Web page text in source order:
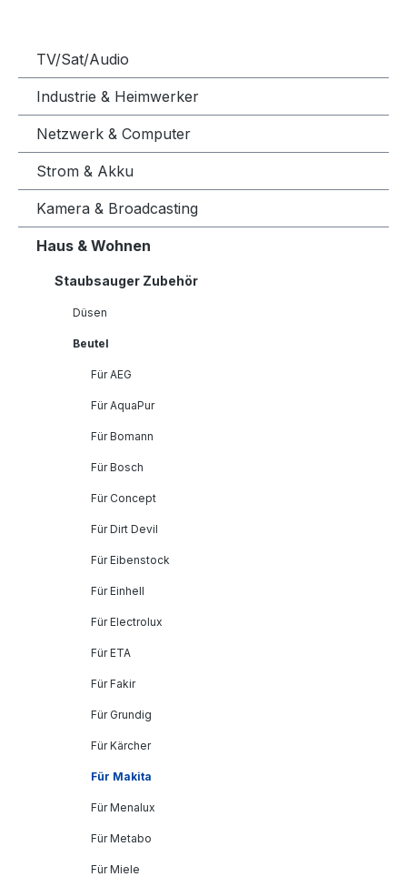
TV/Sat/Audio
Industrie & Heimwerker
Netzwerk & Computer
Strom & Akku
Kamera & Broadcasting
Haus & Wohnen
Staubsauger Zubehör
Düsen
Beutel
Für AEG
Für AquaPur
Für Bomann
Für Bosch
Für Concept
Für Dirt Devil
Für Eibenstock
Für Einhell
Für Electrolux
Für ETA
Für Fakir
Für Grundig
Für Kärcher
Für Makita
Für Menalux
Für Metabo
Für Miele